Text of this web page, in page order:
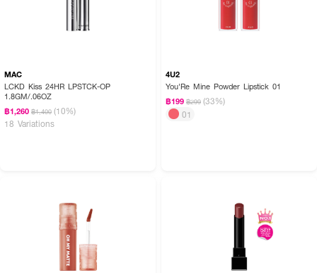
MAC
LCKD Kiss 24HR LPSTCK-OP
1.8GM/.06OZ
฿1,260 ฿1,400 (10%)
18 Variations
4U2
You'Re Mine Powder Lipstick 01
฿199 ฿299 (33%)
01